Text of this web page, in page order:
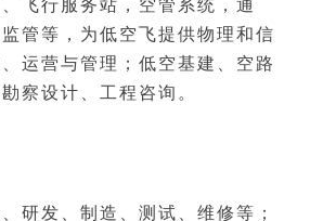
飞行服务站，空管系统，通
管等，为低空飞提供物理和信
运营与管理； 低空基建、空路
察设计、工程咨询。
研发、制造、测试、维修等；